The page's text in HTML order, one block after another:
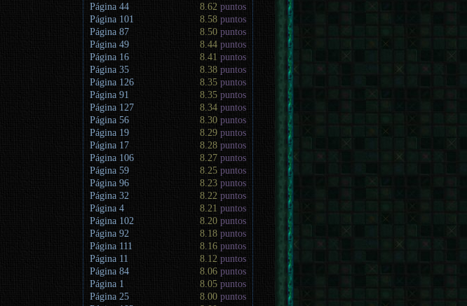
Página 44
8.62 puntos
Página 101
8.58 puntos
Página 87
8.50 puntos
Página 49
8.44 puntos
Página 16
8.41 puntos
Página 35
8.38 puntos
Página 126
8.35 puntos
Página 91
8.35 puntos
Página 127
8.34 puntos
Página 56
8.30 puntos
Página 19
8.29 puntos
Página 17
8.28 puntos
Página 106
8.27 puntos
Página 59
8.25 puntos
Página 96
8.23 puntos
Página 32
8.22 puntos
Página 4
8.21 puntos
Página 102
8.20 puntos
Página 92
8.18 puntos
Página 111
8.16 puntos
Página 11
8.12 puntos
Página 84
8.06 puntos
Página 1
8.05 puntos
Página 25
8.00 puntos